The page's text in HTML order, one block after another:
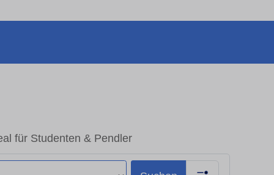
für Studenten & Pendler